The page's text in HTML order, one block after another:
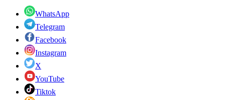
WhatsApp
Telegram
Facebook
Instagram
X
YouTube
Tiktok